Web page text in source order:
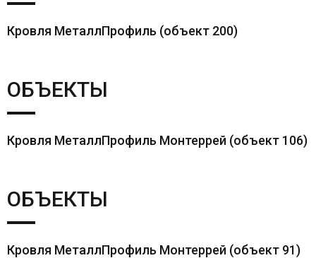
Кровля МеталлПрофиль (объект 200)
ОБЪЕКТЫ
Кровля МеталлПрофиль Монтеррей (объект 106)
ОБЪЕКТЫ
Кровля МеталлПрофиль Монтеррей (объект 91)